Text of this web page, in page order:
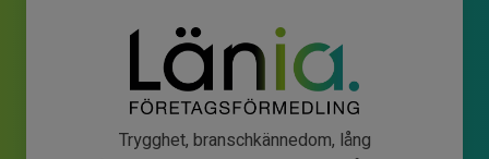
Trygghet, branschkännedom, lång